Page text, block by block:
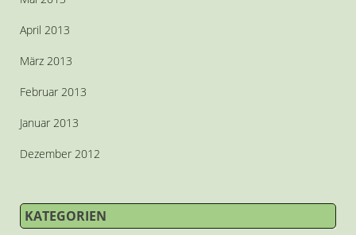
April 2013
März 2013
Februar 2013
Januar 2013
Dezember 2012
KATEGORIEN